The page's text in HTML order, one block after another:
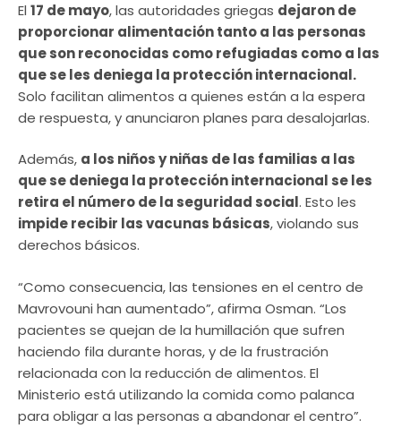
El 17 de mayo, las autoridades griegas dejaron de
proporcionar alimentación tanto a las personas
que son reconocidas como refugiadas como a las
que se les deniega la protección internacional.
Solo facilitan alimentos a quienes están a la espera
de respuesta, y anunciaron planes para desalojarlas.
Además, a los niños y niñas de las familias a las
que se deniega la protección internacional se les
retira el número de la seguridad social. Esto les
impide recibir las vacunas básicas, violando sus
derechos básicos.
“Como consecuencia, las tensiones en el centro de
Mavrovouni han aumentado”, afirma Osman. “Los
pacientes se quejan de la humillación que sufren
haciendo fila durante horas, y de la frustración
relacionada con la reducción de alimentos. El
Ministerio está utilizando la comida como palanca
para obligar a las personas a abandonar el centro”.